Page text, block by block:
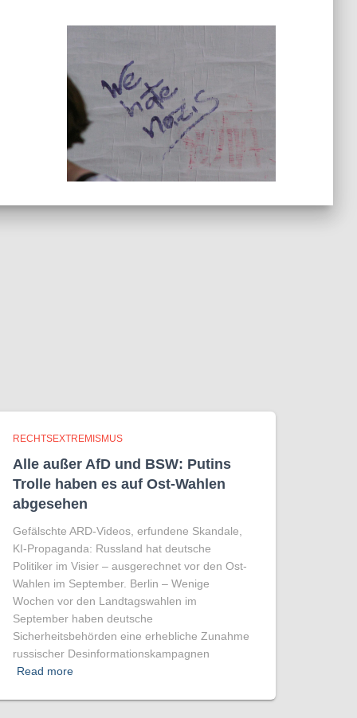
RECHTSEXTREMISMUS
Alle außer AfD und BSW: Putins
Trolle haben es auf Ost-Wahlen
abgesehen
Gefälschte ARD-Videos, erfundene Skandale,
KI-Propaganda: Russland hat deutsche
Politiker im Visier – ausgerechnet vor den Ost-
Wahlen im September. Berlin – Wenige
Wochen vor den Landtagswahlen im
September haben deutsche
Sicherheitsbehörden eine erhebliche Zunahme
russischer Desinformationskampagnen
Read more